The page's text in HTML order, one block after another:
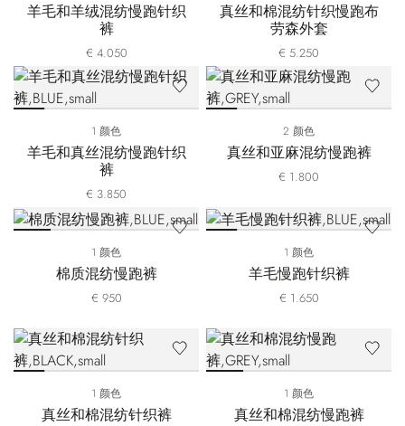
羊毛和羊绒混纺慢跑针织
裤
€ 4.050
真丝和棉混纺针织慢跑布
劳森外套
€ 5.250
1 颜色
羊毛和真丝混纺慢跑针织
裤
€ 3.850
2 颜色
真丝和亚麻混纺慢跑裤
€ 1.800
1 颜色
棉质混纺慢跑裤
€ 950
1 颜色
羊毛慢跑针织裤
€ 1.650
1 颜色
真丝和棉混纺针织裤
1 颜色
真丝和棉混纺慢跑裤